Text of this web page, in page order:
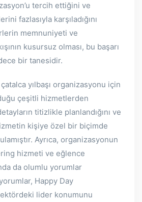
tercih ettiğini ve
fazlasıyla karşıladığını
memnuniyeti ve
kusursuz olması, bu başarı
bir tanesidir.
yılbaşı organizasyonu için
çeşitli hizmetlerden
titizlikle planlandığını ve
kişiye özel bir biçimde
Ayrıca, organizasyonun
hizmeti ve eğlence
da olumlu yorumlar
Happy Day
lider konumunu